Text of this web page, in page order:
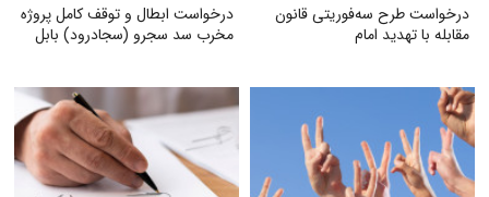
درخواست طرح سه‌فوریتی قانون
مقابله با تهدید امام
درخواست ابطال و توقف کامل پروژه
مخرب سد سجرو (سجادرود) بابل